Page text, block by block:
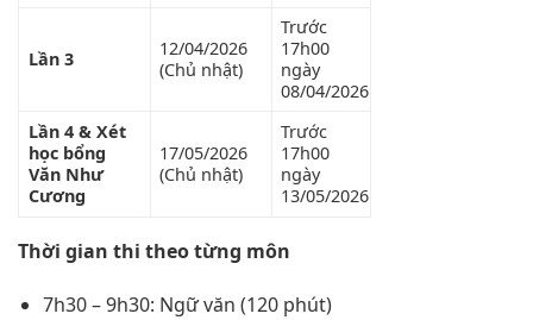
Lần 3
12/04/2026
(Chủ nhật)
Trước
17h00
ngày
08/04/2026
Lần 4 & Xét
học bổng
Văn Như
Cương
17/05/2026
(Chủ nhật)
Trước
17h00
ngày
13/05/2026
Thời gian thi theo từng môn
7h30 – 9h30: Ngữ văn (120 phút)